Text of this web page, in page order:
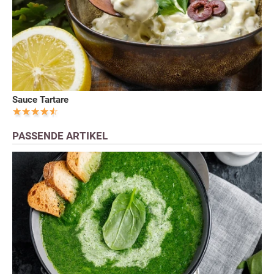
Sauce Tartare
PASSENDE ARTIKEL